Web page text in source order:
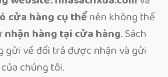
cửa hàng cụ thểnên không thể
nhận hàng tại cửa hàng. Sách
gửi về đổi trả được nhận và gửi
chúng tôi.